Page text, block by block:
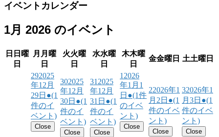
イベントカレンダー
1月 2026 のイベント
日 日曜
日
月 月曜
日
火火曜
日
水水曜
日
木木曜
日
金金曜日 土土曜日
292025
年12月
29日 ●(1
件のイ
ベント)
Close
302025
年12月
30日 ●(1
件のイ
ベント)
Close
31 2025
年12月
31日 ●(1
件のイ
ベント)
Close
1 2026
年1月1
日 ●(1件
のイベ
ント)
Close
22026年1
月2日 ●(1
件のイベ
ント)
Close
32026年1
月3日 ●(1
件のイベ
ント)
Close